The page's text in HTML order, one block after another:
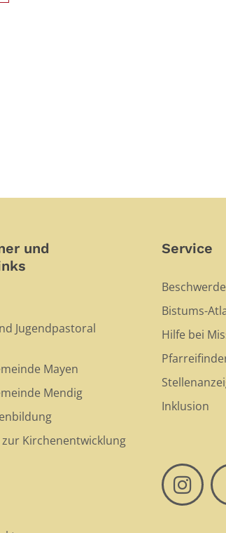
und
Jugendpastoral
Mayen
Mendig
Kirchenentwicklung
Service
Beschwerde
Bistums-
Hilfe bei
Inklusion